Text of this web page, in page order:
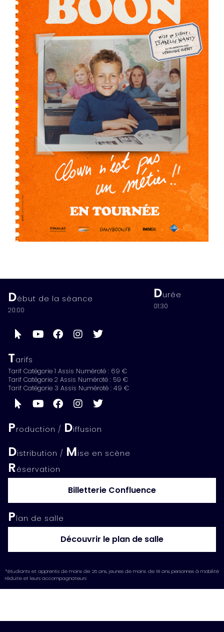
Début de la séance
20:00
Durée
01:30
Tarifs
Tarif Catégorie 1 Assis Numéroté : 69 €
Tarif Catégorie 2 Assis Numéroté : 59 €
Tarif Catégorie 3 Assis Numéroté : 49 €
Production / Diffusion
Distribution / Mise en scène
Réservation
Billetterie Confluence
Plan de salle
Découvrir le plan de salle
*étudiants et apprentis de moins de 26 ans, jeunes de moins de 18 ans, personnes à mobilité
réduite et leurs accompagnateurs